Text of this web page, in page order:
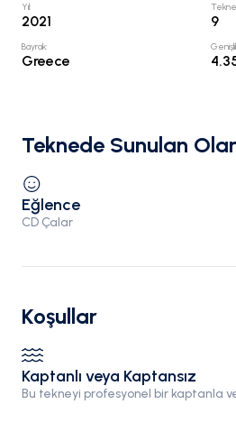
Yıl:
2021 9
Bayrak:
Greece
Teknede Sunulan
Eğlence
CD Çalar
Koşullar
Kaptanlı veya Kaptansız
Bu tekneyi profesyonel bir kaptanla